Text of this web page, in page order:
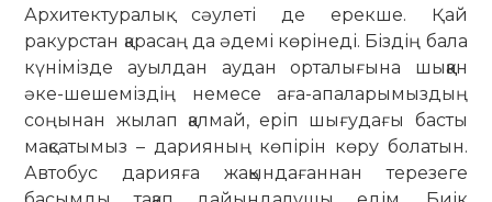
Архитектуралық сәулеті де ерекше. Қай
ракурстан қарасаң да әдемі көрінеді. Біздің бала
күнімізде ауылдан аудан орталығына шыққан
әке-шешеміздің немесе аға-апаларымыздың
соңынан жылап қалмай, еріп шығудағы басты
мақсатымыз – дарияның көпірін көру болатын.
Автобус дарияға жақындағаннан терезеге